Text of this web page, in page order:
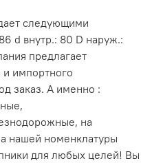
следующими
d внутр.: 80 D наруж.:
предлагает
импортного
заказ. А именно :
на
нашей номенклатуры
для любых целей! Вы